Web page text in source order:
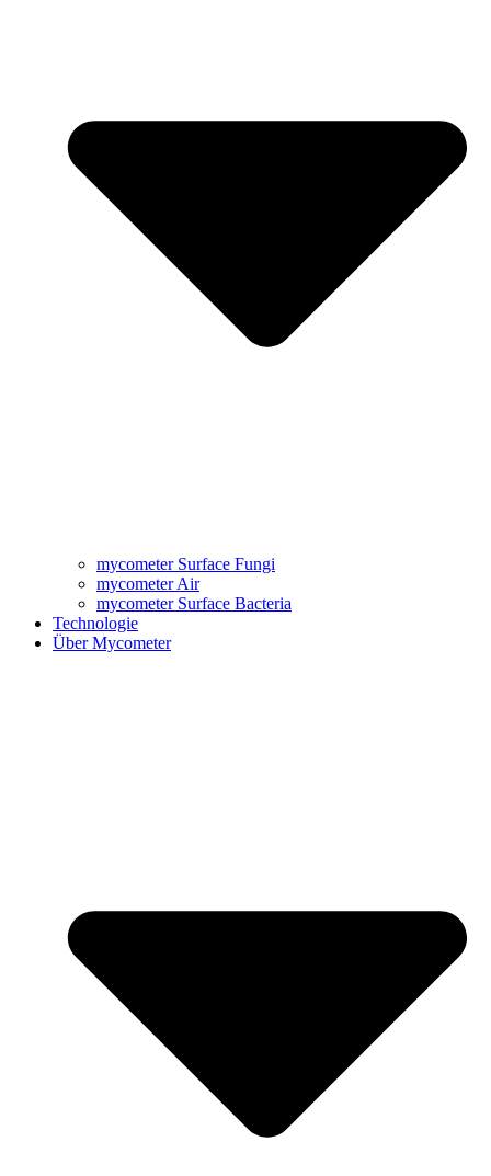
mycometer Surface Fungi
mycometer Air
mycometer Surface Bacteria
Technologie
Über Mycometer